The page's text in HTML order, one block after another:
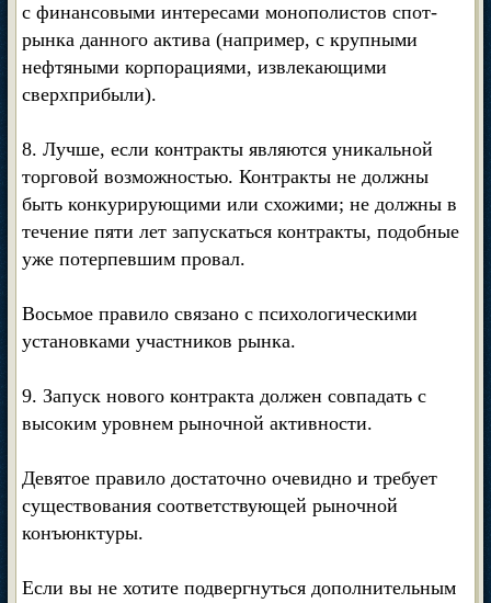
с финансовыми интересами монополистов спот-
рынка данного актива (например, с крупными
нефтяными корпорациями, извлекающими
сверхприбыли).
8. Лучше, если контракты являются уникальной
торговой возможностью. Контракты не должны
быть конкурирующими или схожими; не должны в
течение пяти лет запускаться контракты, подобные
уже потерпевшим провал.
Восьмое правило связано с психологическими
установками участников рынка.
9. Запуск нового контракта должен совпадать с
высоким уровнем рыночной активности.
Девятое правило достаточно очевидно и требует
существования соответствующей рыночной
конъюнктуры.
Если вы не хотите подвергнуться дополнительным